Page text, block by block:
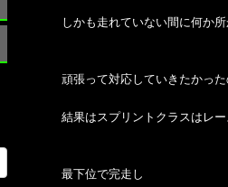
しかも走れていない間に何か
頑張って対応していきたかった
結果はスプリントクラスはレ
最下位で完走し